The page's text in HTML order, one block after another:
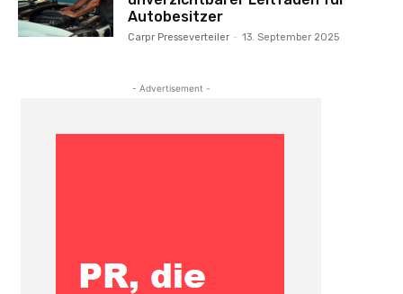
Autobesitzer
Carpr Presseverteiler - 13. September 2025
- Advertisement -